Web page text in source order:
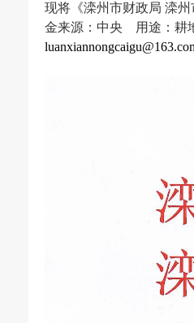
现将《滦州市财政局 滦州
金来源：中央
用途：耕